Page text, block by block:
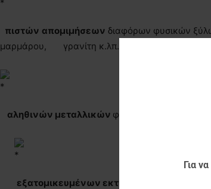
πιστών απομιμήσεων διαφόρων φυσικών
μαρμάρου, γρανίτη κ.λπ.)
αληθινών μεταλλικών φύλλων H.P.L (ματ
εξατομικευμένων εκτυπώσεων
,
Για